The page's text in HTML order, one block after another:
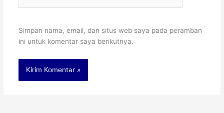
Web
Simpan nama, email, dan situs web saya pada peramban
ini untuk komentar saya berikutnya.